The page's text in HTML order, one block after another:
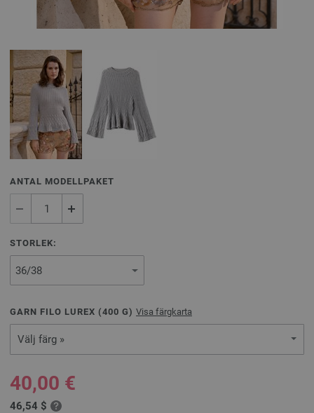
ANTAL MODELLPAKET
STORLEK:
GARN FILO LUREX (400 G) Visa färgkarta
Välj färg »
40,00 €
46,54 $